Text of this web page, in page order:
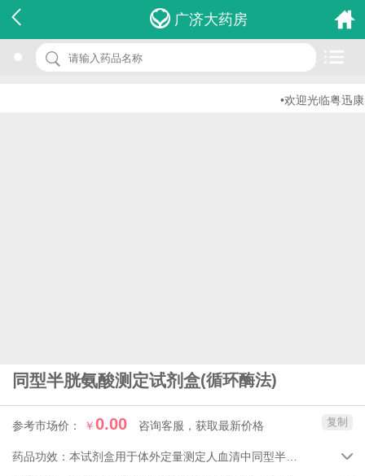
广济大药房
•欢迎光临粤迅康
同型半胱氨酸测定试剂盒(循环酶法)
参考市场价： ￥0.00 咨询客服，获取最新价格
名 称：同型半胱氨酸测定试剂盒
品 牌：(循环酶法)
复制
药品功效： 